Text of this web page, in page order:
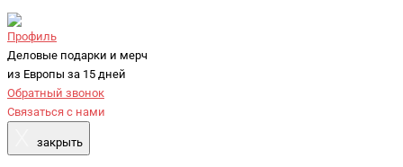
Профиль
Деловые подарки и мерч
из Европы за 15 дней
Обратный звонок
Связаться с нами
закрыть